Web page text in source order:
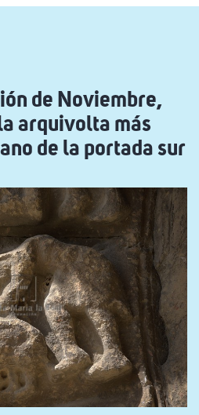
de Noviembre,
arquivolta más
de la portada sur